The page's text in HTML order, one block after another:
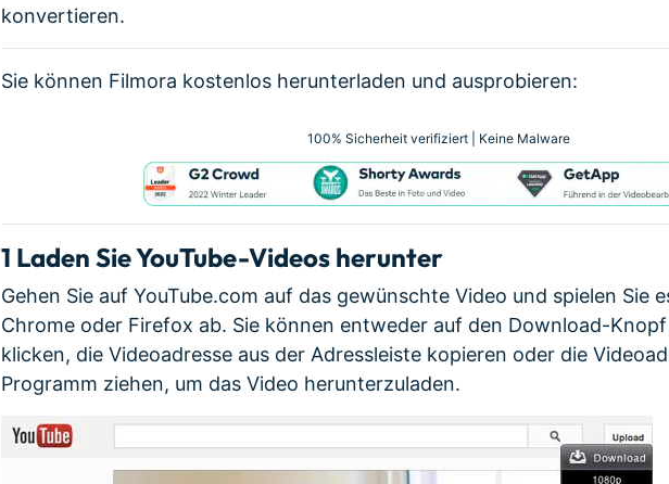
konvertieren.
Sie können Filmora kostenlos herunterladen und ausprobieren:
100% Sicherheit verifiziert | Keine Malware
1 Laden Sie YouTube-Videos herunter
Gehen Sie auf YouTube.com auf das gewünschte Video und spielen Sie
Chrome oder Firefox ab. Sie können entweder auf den Download-
klicken, die Videoadresse aus der Adressleiste kopieren oder die
Programm ziehen, um das Video herunterzuladen.